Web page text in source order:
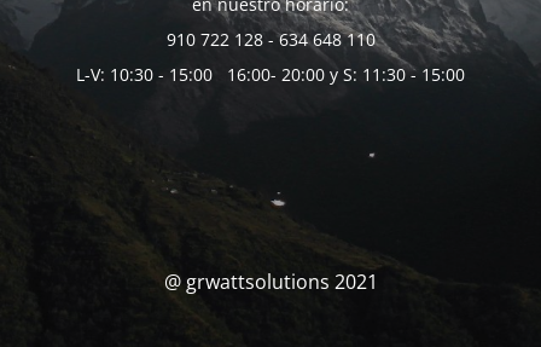
910 722 128 - 634 648 110
L-V: 10:30 - 15:00 16:00- 20:00 y S: 11:30 - 15:00
@ grwattsolutions 2021